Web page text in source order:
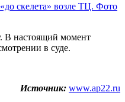
скелета» возле ТЦ. Фото
В настоящий момент
в суде.
Источник: www.ap22.ru